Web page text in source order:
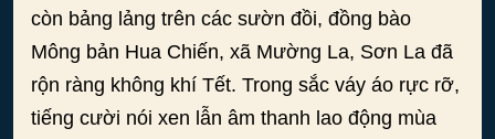
còn bảng lảng trên các sườn đồi, đồng bào
Mông bản Hua Chiến, xã Mường La, Sơn La đã
rộn ràng không khí Tết. Trong sắc váy áo rực rỡ,
tiếng cười nói xen lẫn âm thanh lao động mùa